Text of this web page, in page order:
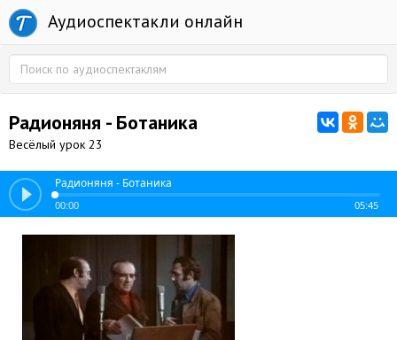
Аудиоспектакли онлайн
Радионяня - Ботаника
Весёлый урок 23
Радионяня - Ботаника
00:00 05:45